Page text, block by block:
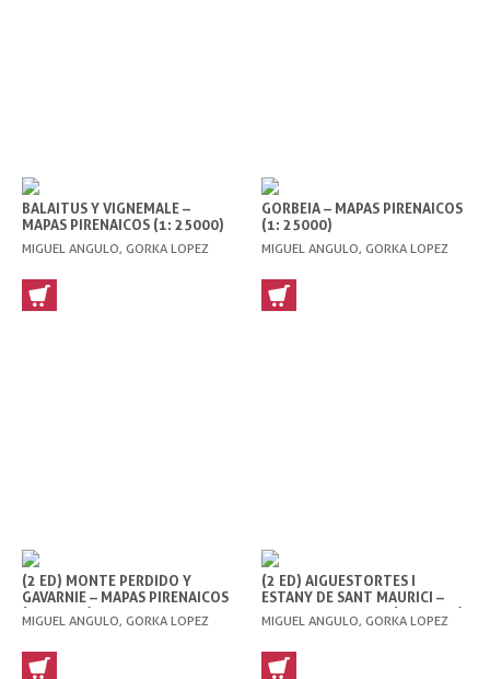
BALAITUS Y VIGNEMALE –
MAPAS PIRENAICOS (1: 25000)
MIGUEL ANGULO, GORKA LOPEZ
GORBEIA – MAPAS PIRENAICOS
(1: 25000)
MIGUEL ANGULO, GORKA LOPEZ
(2 ED) MONTE PERDIDO Y
GAVARNIE – MAPAS PIRENAICOS
(1: 25000)
MIGUEL ANGULO, GORKA LOPEZ
(2 ED) AIGUESTORTES I
ESTANY DE SANT MAURICI –
MAPAS PIRENAICOS (1: 25000)
MIGUEL ANGULO, GORKA LOPEZ